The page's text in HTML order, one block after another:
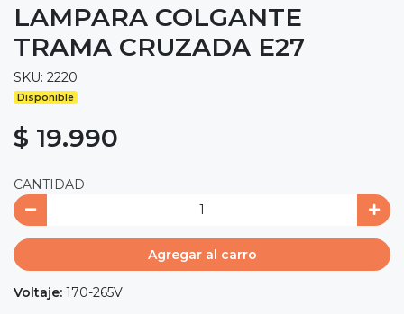
LAMPARA COLGANTE
TRAMA CRUZADA E27
SKU: 2220
Disponible
$ 19.990
CANTIDAD
Agregar al carro
Voltaje: 170-265V